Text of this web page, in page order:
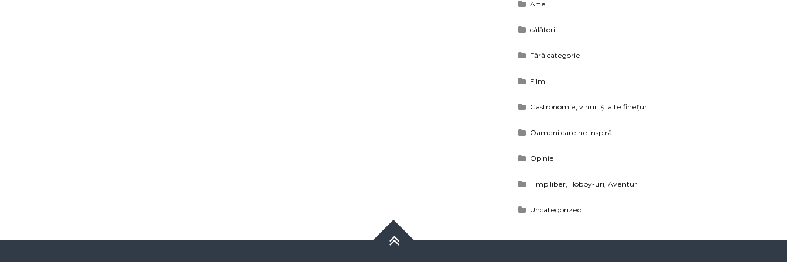
Arte
călătorii
Fără categorie
Film
Gastronomie, vinuri și alte finețuri
Oameni care ne inspiră
Opinie
Timp liber, Hobby-uri, Aventuri
Uncategorized